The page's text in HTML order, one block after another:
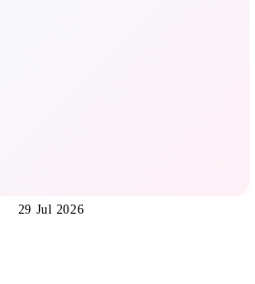
29 Jul 2026